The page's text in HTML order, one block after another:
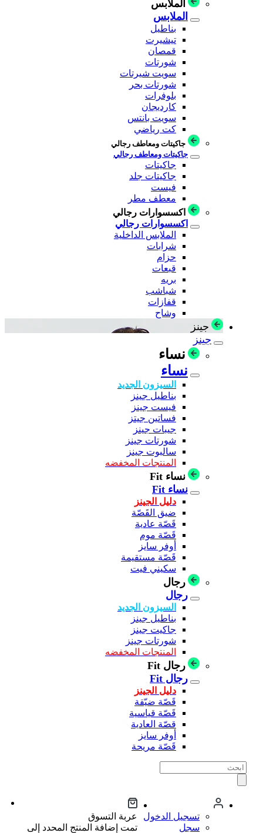
الملابس
الملابس
بناطيل
تيشيرت
قمصان
شورتات
سويت شيرتات
شورتات بحر
بلوفرات
كارديجان
سويت بانتس
كت رياضي
جاكيتات ومعاطف رجالي
جاكيتات ومعاطف رجالي
جاكيتات
جاكيتات جلد
فيست
معطف مطر
اكسسوارات رجالي
اكسسوارات رجالي
الملابس الداخلية
شرابات
حزام
قبعات
بريه
شباشب
قفازات
وشاح
جينز
جينز
نساء
نساء
السيزون الجديد
بناطيل جينز
فيست جينز
فساتين جيتز
جيبات جينز
شورتات جينز
سالبوت جينز
المنتجات المخفضه
نساء Fit
نساء Fit
دليل الجينز
ضيق القَصّة
قَصّة عادية
قَصّة موم
أوفر سايز
قَصّة مستقيمة
سكيني فيت
رجال
رجال
السيزون الجديد
بناطيل جينز
جاكيت جينز
شورتات جينز
المنتجات المخفضه
رجال Fit
رجال Fit
دليل الجينز
قَصّة ضيّقة
قَصّة قياسية
قصّة العادية
أوفر سايز
قَصّة مريحة
تسجيل الدخول
سجل
عربة التسوق
تمت إضافة المنتج المحدد إلى